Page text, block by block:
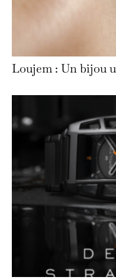
Loujem : Un bijou